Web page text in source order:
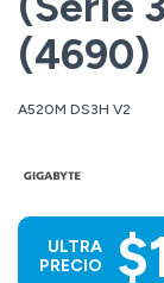
(4690)
A520M DS3H V2
ULTRA
PRECIO